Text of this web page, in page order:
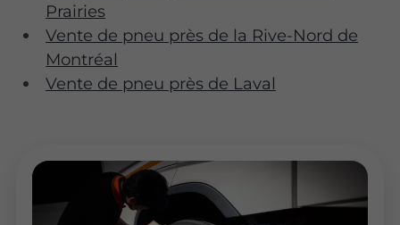
Prairies
Vente de pneu près de la Rive-Nord de
Montréal
Vente de pneu près de Laval